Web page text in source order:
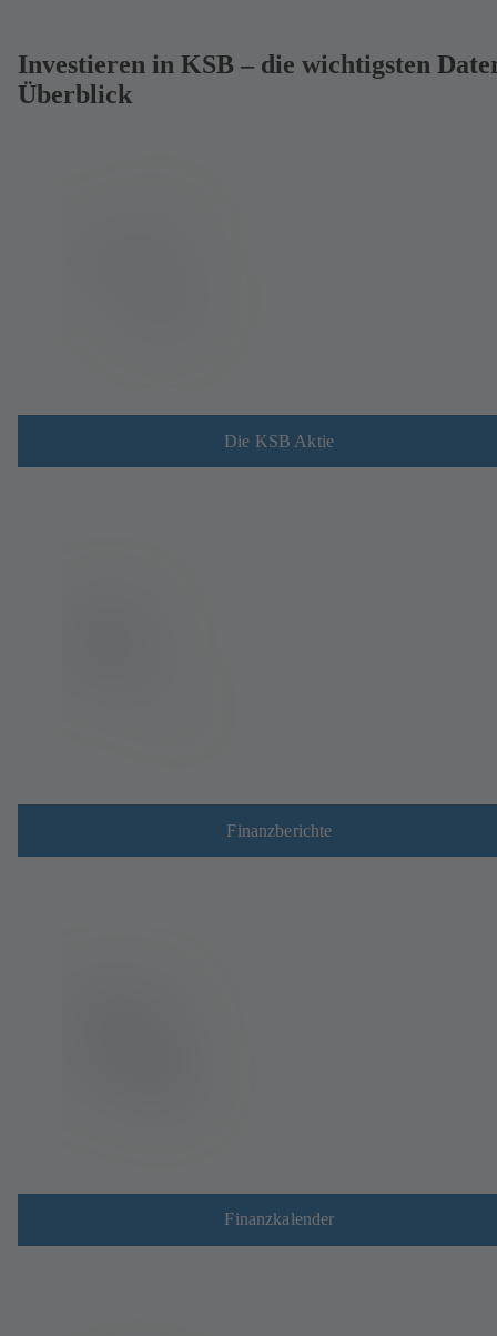
Investieren in KSB – die wichtigsten
Überblick
Die KSB Aktie
Finanzberichte
Finanzkalender